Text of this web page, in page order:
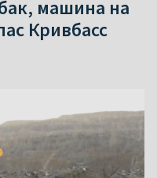
машина на
Кривбасс